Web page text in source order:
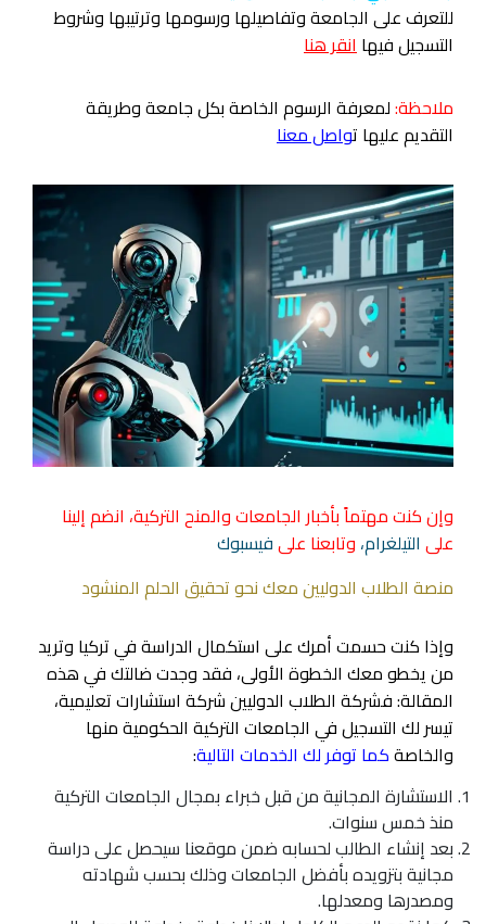
للتعرف على الجامعة وتفاصيلها ورسومها وترتيبها وشروط
التسجيل فيهاانقر هنا
ملاحظة:لمعرفة الرسوم الخاصة بكل جامعة وطريقة
التقديم عليها تواصل معنا
وإن كنت مهتماً بأخبار الجامعات والمنح التركية، انضم إلينا
على التيلغرام، وتابعنا علىفيسبوك
منصة الطلاب الدوليين معك نحو تحقيق الحلم المنشود
وإذا كنت حسمت أمرك على استكمال الدراسة في تركيا وتريد
من يخطو معك الخطوة الأولى، فقد وجدت ضالتك في هذه
المقالة: فشركة الطلاب الدوليين شركة استشارات تعليمية،
تيسر لك التسجيل في الجامعات التركية الحكومية منها
والخاصةكما توفر لك الخدمات التالية:
الاستشارة المجانية من قبل خبراء بمجال الجامعات التركية
منذ خمس سنوات.
بعد إنشاء الطالب لحسابه ضمن موقعنا سيحصل على دراسة
مجانية بتزويده بأفضل الجامعات وذلك بحسب شهادته
ومصدرها ومعدلها.